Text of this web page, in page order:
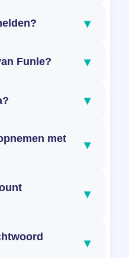
▾
Funle? ▾
▾
met
▾
▾
▾